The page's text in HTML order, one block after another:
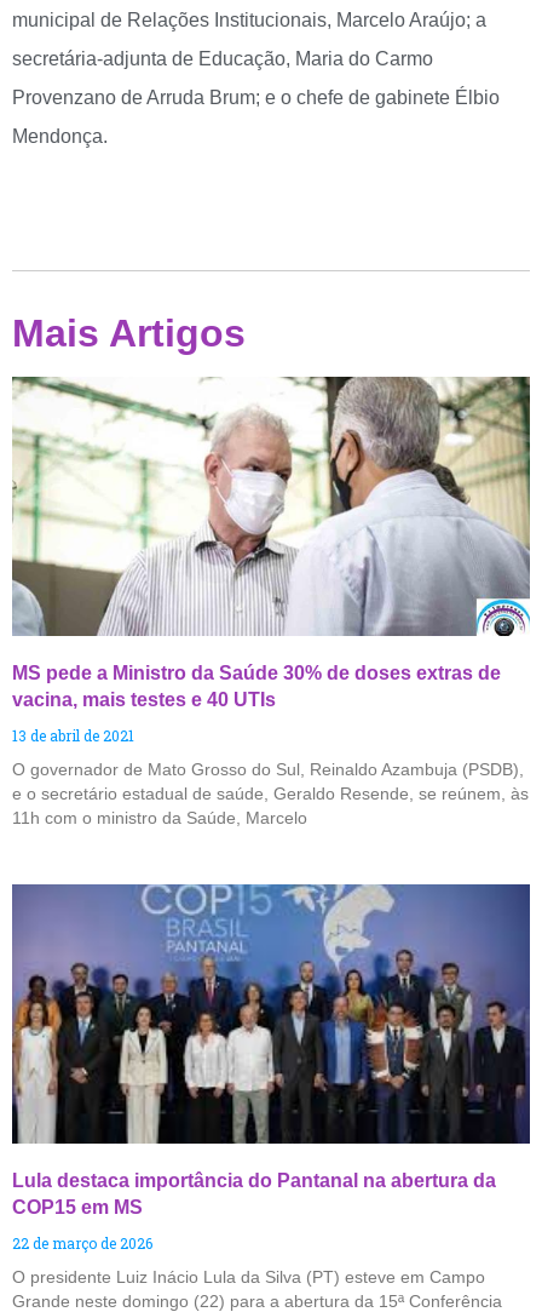
municipal de Relações Institucionais, Marcelo Araújo; a
secretária-adjunta de Educação, Maria do Carmo
Provenzano de Arruda Brum; e o chefe de gabinete Élbio
Mendonça.
Mais Artigos
MS pede a Ministro da Saúde 30% de doses extras de
vacina, mais testes e 40 UTIs
13 de abril de 2021
O governador de Mato Grosso do Sul, Reinaldo Azambuja (PSDB),
e o secretário estadual de saúde, Geraldo Resende, se reúnem, às
11h com o ministro da Saúde, Marcelo
Lula destaca importância do Pantanal na abertura da
COP15 em MS
22 de março de 2026
O presidente Luiz Inácio Lula da Silva (PT) esteve em Campo
Grande neste domingo (22) para a abertura da 15ª Conferência